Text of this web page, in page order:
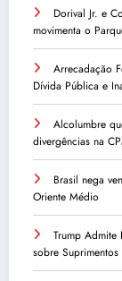
Dorival Jr. e
movimenta o
Arrecadação
Dívida Pública e
Alcolumbre
divergências na
Brasil nega
Oriente Médio
Trump Admite
sobre